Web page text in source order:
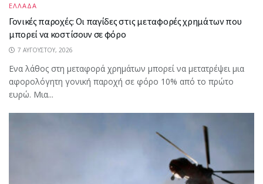
ΕΛΛΑΔΑ
Γονικές παροχές: Οι παγίδες στις μεταφορές χρημάτων που
μπορεί να κοστίσουν σε φόρο
7 ΑΥΓΟΎΣΤΟΥ, 2026
Ενα λάθος στη μεταφορά χρημάτων μπορεί να μετατρέψει μια
αφορολόγητη γονική παροχή σε φόρο 10% από το πρώτο
ευρώ. Μια...